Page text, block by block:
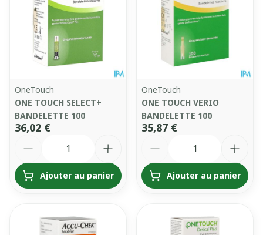
OneTouch
ONE TOUCH SELECT+
BANDELETTE 100
36,02 €
Ajouter au panier
OneTouch
ONE TOUCH VERIO
BANDELETTE 100
35,87 €
Ajouter au panier